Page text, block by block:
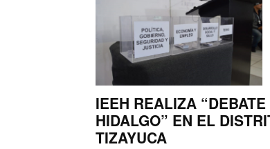
IEEH REALIZA “DEBATE
HIDALGO” EN EL
TIZAYUCA